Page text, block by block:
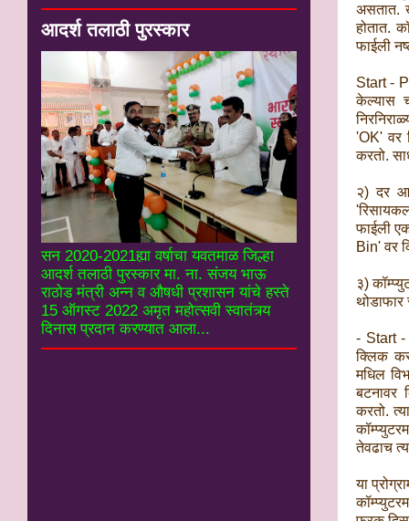
असतात.
होतात.
फाईली
Start -
केल्यास
'OK' वर
करतो.
२) दर
फाईली
Bin' वर
३)
थोडाफार
- Start -
क्लिक
मधिल
बटनावर
करतो.
तेवढाच
या
आदर्श तलाठी पुरस्कार
सन 2020-2021ह्या वर्षाचा यवतमाळ जिल्हा
आदर्श तलाठी पुरस्कार मा. ना. संजय भाऊ
राठोड मंत्री अन्न व औषधी प्रशासन यांचे हस्ते
15 ऑगस्ट 2022 अमृत महोत्सवी स्वातंत्र्य
दिनास प्रदान करण्यात आला...